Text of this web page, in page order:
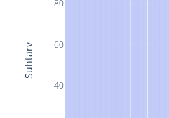
40
60
80
Suhtarv